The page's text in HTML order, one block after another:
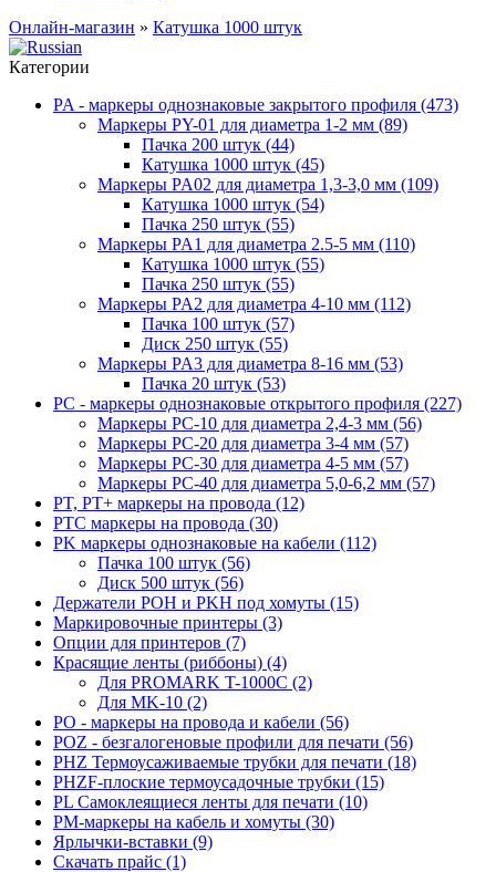
Онлайн-магазин » Катушка 1000 штук
Категории
PA - маркеры однознаковые закрытого профиля (473)
Маркеры PY-01 для диаметра 1-2 мм (89)
Пачка 200 штук (44)
Катушка 1000 штук (45)
Маркеры PA02 для диаметра 1,3-3,0 мм (109)
Катушка 1000 штук (54)
Пачка 250 штук (55)
Маркеры PA1 для диаметра 2.5-5 мм (110)
Катушка 1000 штук (55)
Пачка 250 штук (55)
Маркеры PA2 для диаметра 4-10 мм (112)
Пачка 100 штук (57)
Диск 250 штук (55)
Маркеры PA3 для диаметра 8-16 мм (53)
Пачка 20 штук (53)
PC - маркеры однознаковые открытого профиля (227)
Маркеры PC-10 для диаметра 2,4-3 мм (56)
Маркеры PC-20 для диаметра 3-4 мм (57)
Маркеры PC-30 для диаметра 4-5 мм (57)
Маркеры PC-40 для диаметра 5,0-6,2 мм (57)
PT, PT+ маркеры на провода (12)
PTC маркеры на провода (30)
PK маркеры однознаковые на кабели (112)
Пачка 100 штук (56)
Диск 500 штук (56)
Держатели POH и PKH под хомуты (15)
Маркировочные принтеры (3)
Опции для принтеров (7)
Красящие ленты (риббоны) (4)
Для PROMARK T-1000C (2)
Для MK-10 (2)
PO - маркеры на провода и кабели (56)
POZ - безгалогеновые профили для печати (56)
PHZ Термоусаживаемые трубки для печати (18)
PHZF-плоские термоусадочные трубки (15)
PL Самоклеящиеся ленты для печати (10)
PM-маркеры на кабель и хомуты (30)
Ярлычки-вставки (9)
Скачать прайс (1)